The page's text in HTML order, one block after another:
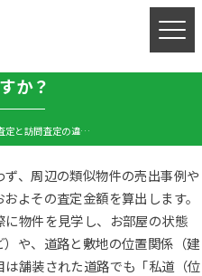
談室
：00年中無休（年末年始を除く）
らから
ム
いは？また、どちらが
か？
Ｑ．机上査定と訪問査定の違いは・・・
、周辺の類似物件の売出事例や
よその査定金額を算出します。
物件を見学し、お部屋の状態
）や、道路と敷地の位置関係（建
舗装された道路でも「私道（位